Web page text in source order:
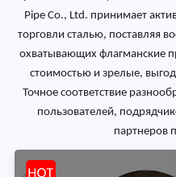
Pipe Co., Ltd. принимает
торговли сталью, поставляя
охватывающих флагманские
стоимостью и зрелые,
Точное соответствие
пользователей,
партнеров